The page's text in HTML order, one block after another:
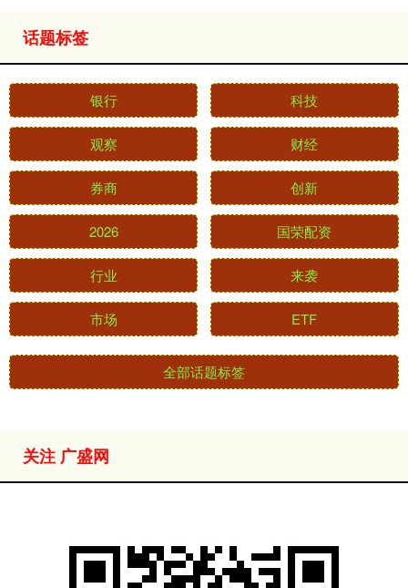
话题标签
银行 科技
观察 财经
券商 创新
2026 国荣配资
行业 来袭
市场 ETF
全部话题标签
关注 广盛网